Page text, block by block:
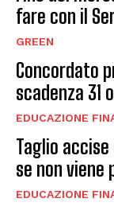
fare con il
GREEN
Concordato
scadenza
EDUCAZIONE
Taglio
se non viene
EDUCAZIONE